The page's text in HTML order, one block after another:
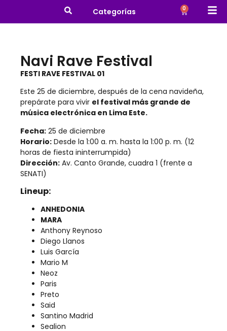
Categorías 0
Navi Rave Festival
FESTI RAVE FESTIVAL 01
Este 25 de diciembre, después de la cena navideña,
prepárate para vivir el festival más grande de
música electrónica en Lima Este.
Fecha: 25 de diciembre
Horario: Desde la 1:00 a. m. hasta la 1:00 p. m. (12
horas de fiesta ininterrumpida)
Dirección: Av. Canto Grande, cuadra 1 (frente a
SENATI)
Lineup:
ANHEDONIA
MARA
Anthony Reynoso
Diego Llanos
Luis García
Mario M
Neoz
Paris
Preto
Said
Santino Madrid
Sealion